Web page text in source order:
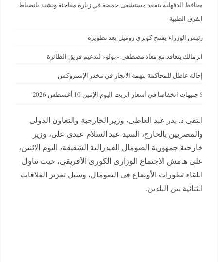
محافظ الدقهلية يتفقد مستشفى جمصة في زيارة مفاجئة ويشيد بانضباط
الفرق الطبية
رئيس الوزراء يفتتح كوبري روميل بعد تطويره
الزمالك يتعاقد مع معاذ مصطفى «بولو» لتدعيم فريق الطائرة
إحالة عاطل للمحاكمة بتهمة الاتجار في مخدر الإستروكس
6 جنيهات انخفاضا في أسعار الزيت اليوم الإثنين 10 أغسطس 2026
التقى د. بدر عبد العاطى، وزير الخارجية والتعاون الدولى
والمصريين بالخارج، السيد عبد السلام عبدى على، وزير
خارجية جمهورية الصومال الفيدرالية الشقيقة، اليوم الاثنين،
على هامش الاجتماع الوزارى الكورى الأفريقى، حيث تناول
اللقاء تطورات الأوضاع فى الصومال، وسبل تعزيز العلاقات
الثنائية بين البلدين.